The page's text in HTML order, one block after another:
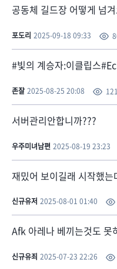
공동체 길드장 어떻게 넘
포도리 2025-09-18 09:33
#빛의 계승자:이클립스
존잘 2025-08-25 20:08 121
서버관리안합니까???
우주미녀남편 2025-08-19 23:23
재밌어 보이길래 시작했는
신규유저 2025-08-01 01:40
Afk 아레나 베끼는것도 못
신규유죄 2025-07-23 22:26